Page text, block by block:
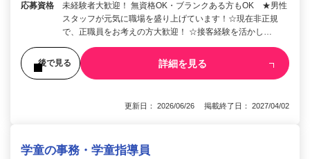
応募資格
未経験者大歓迎！ 無資格OK・ブランクある方もOK ★男性
スタッフが元気に職場を盛り上げています！☆現在非正規
で、正職員をお考えの方大歓迎！ ☆接客経験を活かし…
後で見る 詳細を見る
更新日： 2026/06/26 掲載終了日： 2027/04/02
学童の事務・学童指導員